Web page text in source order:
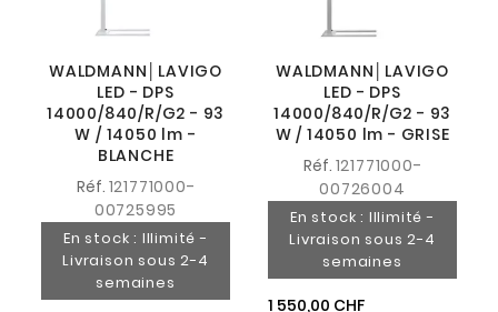
WALDMANN│LAVIGO
LED - DPS
14000/840/R/G2 - 93
W / 14050 lm -
BLANCHE
Réf. 121771000-
00725995
En stock : Illimité -
Livraison sous 2-4
semaines
WALDMANN│LAVIGO
LED - DPS
14000/840/R/G2 - 93
W / 14050 lm - GRISE
Réf. 121771000-
00726004
En stock : Illimité -
Livraison sous 2-4
semaines
1 550,00 CHF